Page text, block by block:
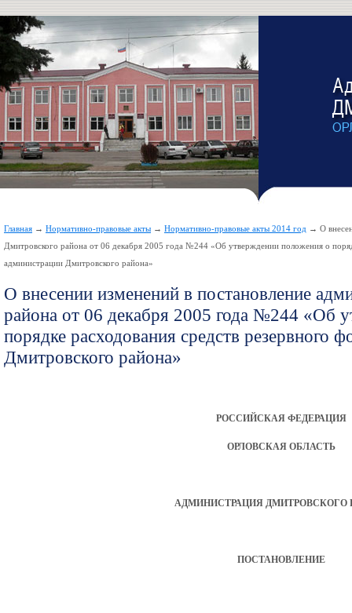
Главная → Нормативно-правовые акты → Нормативно-правовые акты 2014 год → О
Дмитровского района от 06 декабря 2005 года №244 «Об утверждении положения о
администрации Дмитровского района»
О внесении изменений в постановление
района от 06 декабря 2005 года №244 «Об
порядке расходования средств резервного
Дмитровского района»
РОССИЙСКАЯ ФЕДЕРАЦИЯ
ОРЛОВСКАЯ ОБЛАСТЬ
АДМИНИСТРАЦИЯ ДМИТРОВСКОГО
ПОСТАНОВЛЕНИЕ